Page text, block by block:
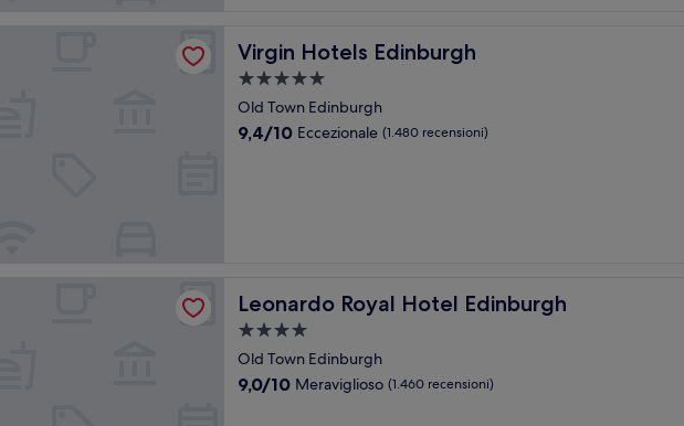
Virgin Hotels Edinburgh
Virgin Hotels Edinburgh
Struttura
a
5.0
Old Town Edinburgh
9.4
9,4/10 Eccezionale (1.480 recensioni)
Leonardo Royal Hotel Edinburgh
Leonardo Royal Hotel Edinburgh
Struttura
a
4.0
Old Town Edinburgh
9.0
9,0/10 Meraviglioso (1.460 recensioni)